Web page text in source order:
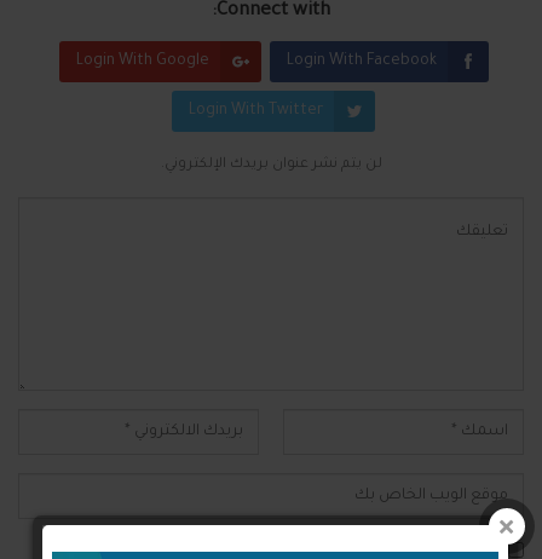
Connect with:
Login With Facebook
Login With Google
Login With Twitter
لن يتم نشر عنوان بريدك الإلكتروني.